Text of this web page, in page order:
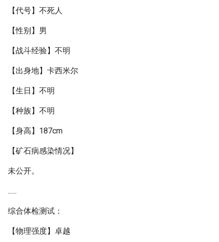
【代号】不死人
【性别】男
【战斗经验】不明
【出身地】卡西米尔
【生日】不明
【种族】不明
【身高】187cm
【矿石病感染情况】
未公开。
......
综合体检测试：
【物理强度】卓越